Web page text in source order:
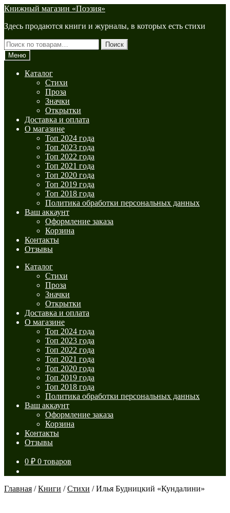
Перейти
навигации
Перейти
содержимому
Книжный магазин «Поэзия»
Здесь продаются книги и журналы, в которых есть стихи
Искать:
Поиск
Меню
Каталог
Стихи
Проза
Значки
Открытки
Доставка и оплата
О магазине
Топ 2024 года
Топ 2023 года
Топ 2022 года
Топ 2021 года
Топ 2020 года
Топ 2019 года
Топ 2018 года
Политика обработки персональных данных
Ваш аккаунт
Оформление заказа
Корзина
Контакты
Отзывы
Каталог
Стихи
Проза
Значки
Открытки
Доставка и оплата
О магазине
Топ 2024 года
Топ 2023 года
Топ 2022 года
Топ 2021 года
Топ 2020 года
Топ 2019 года
Топ 2018 года
Политика обработки персональных данных
Ваш аккаунт
Оформление заказа
Корзина
Контакты
Отзывы
0 ₽ 0 товаров
Главная /Книги /Стихи /Илья Будницкий «Кундалини»